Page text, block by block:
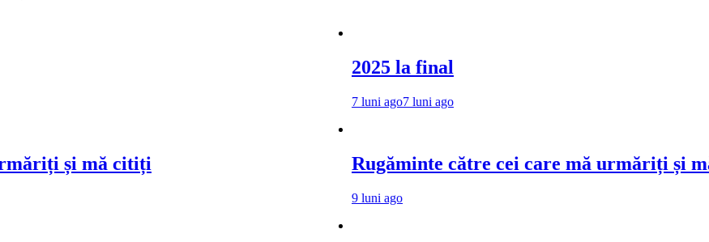
și mă citiți
2025 la final
7 luni ago
Rugăminte către cei care mă urmăriți și mă citiți